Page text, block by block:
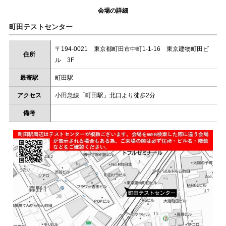
会場の詳細
町田テストセンター
住所
〒194-0021 東京都町田市中町1-1-16 東京建物町田ビ
ル 3F
最寄駅 町田駅
アクセス 小田急線「町田駅」北口より徒歩2分
備考